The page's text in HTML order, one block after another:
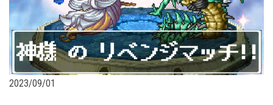
2023/09/01